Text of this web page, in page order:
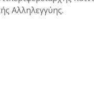
Αλληλεγγύης.